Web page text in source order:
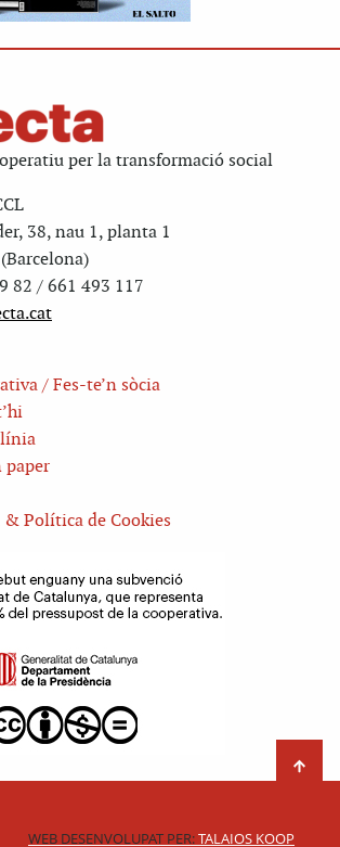
per la transformació social
38, nau 1, planta 1
82 / 661 493 117
/ Fes-te’n sòcia
paper
& Política de Cookies
WEB DESENVOLUPAT PER:TALAIOS KOOP